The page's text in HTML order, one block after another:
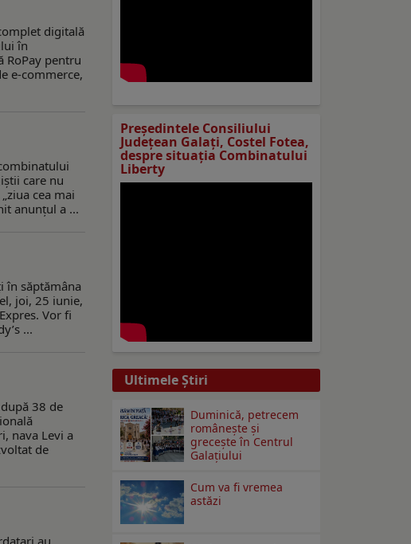
digitală
în
RoPay pentru
e-commerce,
care nu
cea mai
anunțul a ...
în săptămâna
joi, 25 iunie,
Vor fi
...
38 de
nava Levi a
de
Preşedintele Consiliului
Judeţean Galaţi, Costel Fotea,
despre situaţia Combinatului
Liberty
Ultimele Ştiri
Duminică, petrecem
româneşte şi
greceşte în Centrul
Galaţiului
Cum va fi vremea
astăzi